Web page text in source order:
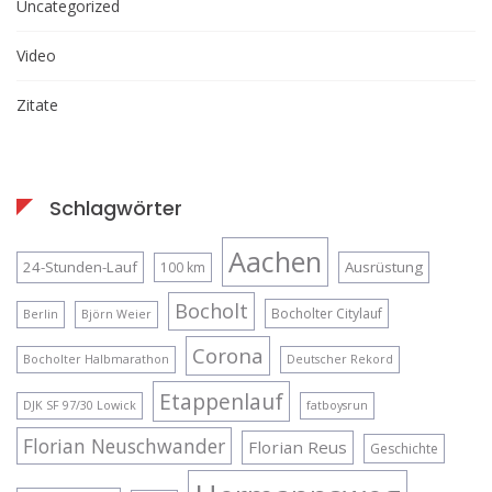
Uncategorized
Video
Zitate
Schlagwörter
24-Stunden-Lauf 100 km Aachen Ausrüstung
Berlin Björn Weier Bocholt Bocholter Citylauf
Bocholter Halbmarathon Corona Deutscher Rekord
DJK SF 97/30 Lowick Etappenlauf fatboysrun
Florian Neuschwander Florian Reus Geschichte